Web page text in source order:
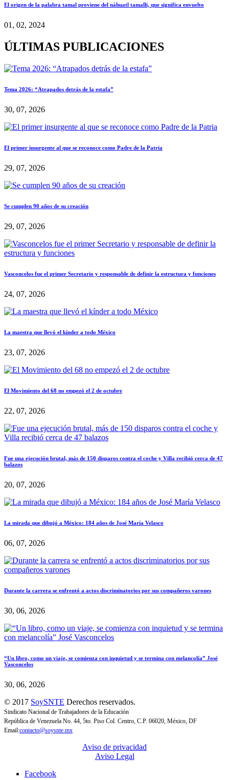
El origen de la palabra tamal proviene del náhuatl tamalli, que significa envuelto
01, 02, 2024
ÚLTIMAS PUBLICACIONES
Tema 2026: “Atrapados detrás de la estafa”
30, 07, 2026
El primer insurgente al que se reconoce como Padre de la Patria
29, 07, 2026
Se cumplen 90 años de su creación
29, 07, 2026
Vasconcelos fue el primer Secretario y responsable de definir la estructura y funciones
24, 07, 2026
La maestra que llevó el kínder a todo México
23, 07, 2026
El Movimiento del 68 no empezó el 2 de octubre
22, 07, 2026
Fue una ejecución brutal, más de 150 disparos contra el coche y Villa recibió cerca de 47
balazos
20, 07, 2026
La mirada que dibujó a México: 184 años de José María Velasco
06, 07, 2026
Durante la carrera se enfrentó a actos discriminatorios por sus compañeros varones
30, 06, 2026
“Un libro, como un viaje, se comienza con inquietud y se termina con melancolía” José
Vasconcelos
30, 06, 2026
© 2017 SoySNTE Derechos reservados.
Sindicato Nacional de Trabajadores de la Educación
República de Venezuela No. 44, 5to. Piso Col. Centro, C.P. 06020, México, DF
Email:contacto@soysnte.mx
Aviso de privacidad
Aviso Legal
Facebook